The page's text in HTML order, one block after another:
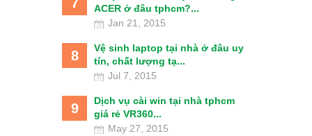
ACER ở đâu tphcm?...
Jan 21, 2015
8
Vệ sinh laptop tại nhà ở đâu uy
tín, chất lượng tạ...
Jul 7, 2015
9
Dịch vụ cài win tại nhà tphcm
giá rẻ VR360...
May 27, 2015